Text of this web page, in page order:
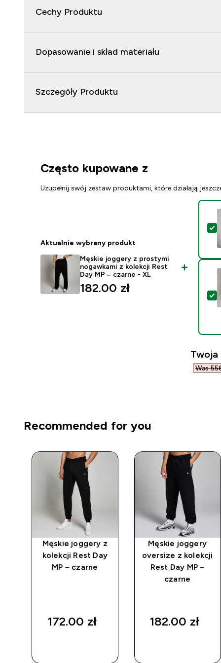
Cechy Produktu
Dopasowanie i skład materiału
Szczegóły Produktu
Często kupowane z
Uzupełnij swój zestaw produktami, które działają
Aktualnie wybrany produkt
Męskie joggery z prostymi
nogawkami z kolekcji Rest
Day MP – czarne - XL
182.00 zł‎
Twoja
Was
Recommended for you
Męskie joggery z
kolekcji Rest Day
MP – czarne
172.00 zł‎
Męskie joggery
oversize z kolekcji
Rest Day MP –
czarne
182.00 zł‎